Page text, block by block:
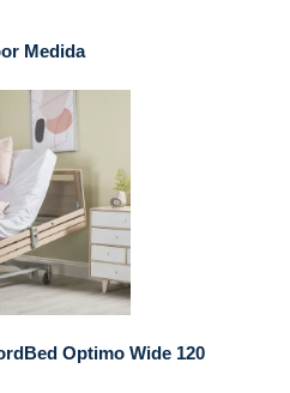
Medida
Optimo Wide 120